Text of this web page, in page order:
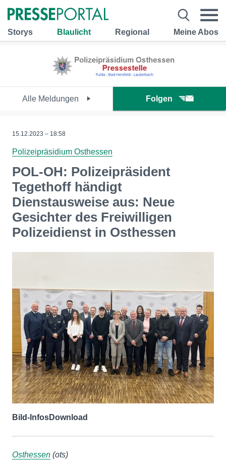
Storys Blaulicht Regional Meine Abos
Alle Meldungen Folgen
15.12.2023 – 18:58
Polizeipräsidium Osthessen
POL-OH: Polizeipräsident
Tegethoff händigt
Dienstausweise aus: Neue
Gesichter des Freiwilligen
Polizeidienst in Osthessen
Bild-InfosDownload
Osthessen (ots)